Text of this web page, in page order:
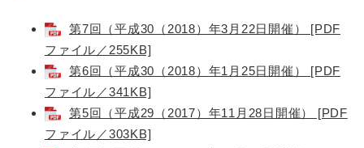
第7回（平成30（2018）年3月22日開催） [PDF
ファイル／255KB]
第6回（平成30（2018）年1月25日開催） [PDF
ファイル／341KB]
第5回（平成29（2017）年11月28日開催） [PDF
ファイル／303KB]